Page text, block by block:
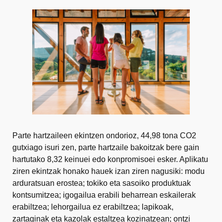
Parte hartzaileen ekintzen ondorioz, 44,98 tona CO2
gutxiago isuri zen, parte hartzaile bakoitzak bere gain
hartutako 8,32 keinuei edo konpromisoei esker. Aplikatu
ziren ekintzak honako hauek izan ziren nagusiki: modu
arduratsuan erostea; tokiko eta sasoiko produktuak
kontsumitzea; igogailua erabili beharrean eskailerak
erabiltzea; lehorgailua ez erabiltzea; lapikoak,
zartaginak eta kazolak estaltzea kozinatzean; ontzi